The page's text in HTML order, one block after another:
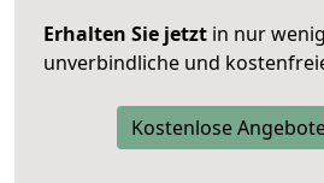
Erhalten Sie jetzt in nur
unverbindliche und
Kostenlose